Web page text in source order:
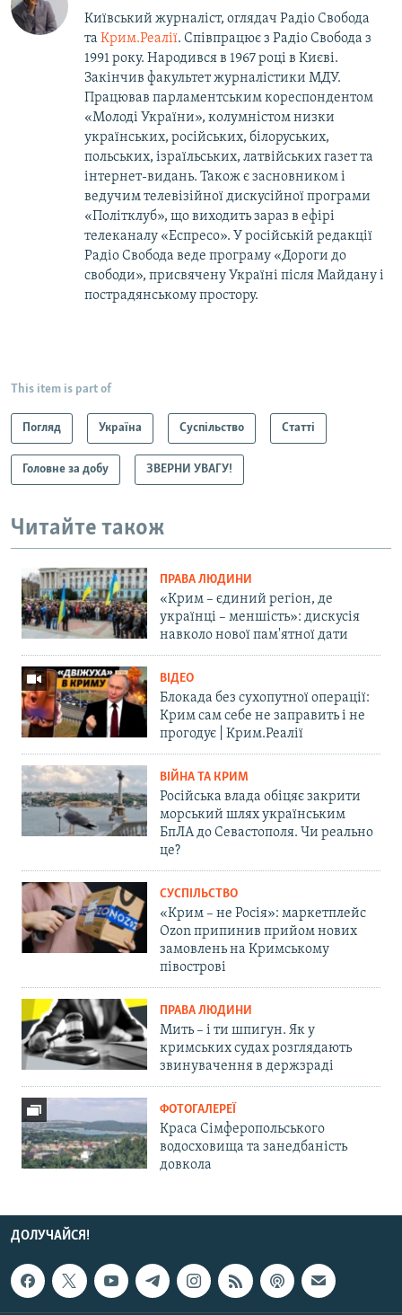
Київський журналіст, оглядач Радіо Свобода
та Крим.Реалії. Співпрацює з Радіо Свобода з
1991 року. Народився в 1967 році в Києві.
Закінчив факультет журналістики МДУ.
Працював парламентським кореспондентом
«Молоді України», колумністом низки
українських, російських, білоруських,
польських, ізраїльських, латвійських газет та
інтернет-видань. Також є засновником і
ведучим телевізійної дискусійної програми
«Політклуб», що виходить зараз в ефірі
телеканалу «Еспресо». У російській редакції
Радіо Свобода веде програму «Дороги до
свободи», присвячену Україні після Майдану і
пострадянському простору.
This item is part of
Погляд Україна Суспільство Статті
Головне за добу ЗВЕРНИ УВАГУ!
Читайте також
ПРАВА ЛЮДИНИ
«Крим – єдиний регіон, де
українці – меншість»: дискусія
навколо нової пам'ятної дати
ВІДЕО
Блокада без сухопутної операції:
Крим сам себе не заправить і не
прогодує | Крим.Реалії
ВІЙНА ТА КРИМ
Російська влада обіцяє закрити
морський шлях українським
БпЛА до Севастополя. Чи реально
це?
СУСПІЛЬСТВО
«Крим – не Росія»: маркетплейс
Ozon припинив прийом нових
замовлень на Кримському
півострові
ПРАВА ЛЮДИНИ
Мить – і ти шпигун. Як у
кримських судах розглядають
звинувачення в держзраді
ФОТОГАЛЕРЕЇ
Краса Сімферопольського
водосховища та занедбаність
довкола
ДОЛУЧАЙСЯ!